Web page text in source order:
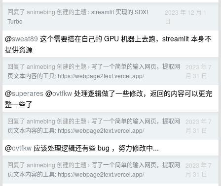
回复了 animebing 创建的主题 › streamlit 实现的 SDXL
Turbo
2023 年 12 月 1
日
@sweat89 这个需要搭在自己的 GPU 机器上去跑，streamlit 本身不
提供资源
回复了 animebing 创建的主题 › 写了一个简单的输入网页，提取网
页文本内容的工具: https://webpage2text.vercel.app/
2023 年 7
月 31 日
@superares @ovtfkw 处理逻辑做了一些修改，返回的内容可以更完
整一些了
回复了 animebing 创建的主题 › 写了一个简单的输入网页，提取网
页文本内容的工具: https://webpage2text.vercel.app/
2023 年 7
月 31 日
@ovtfkw 应该处理逻辑还有些 bug ，努力修改中...
回复了 animebing 创建的主题 › 写了一个简单的输入网页，提取网
页文本内容的工具: https://webpage2text.vercel.app/
2023 年 7
月 31 日